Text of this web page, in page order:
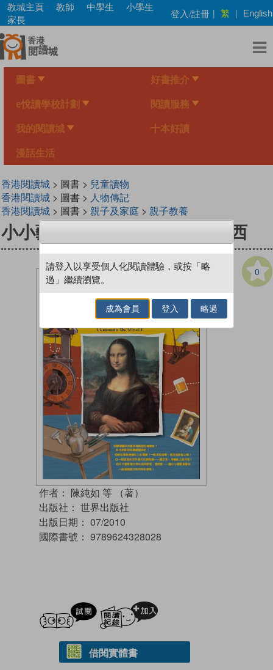
Skip
main
content
教城主頁 教師 中學生
小學生
家長
登入/註冊 | 繁 | English
圖書 好書推介
e悅讀學校計劃 閱讀服務
我的閱讀城 十本好讀
漫話生活
香港閱讀城> 圖書 > 兒童讀物
香港閱讀城> 圖書 > 人物傳記
香港閱讀城> 圖書 > 親子及家庭 > 親子教養
小小藝術家──全能天才．達文西
0
作者： 陳純如 等 （著）
出版社： 世界出版社
出版日期： 07/2010
國際書號： 9789624328028
試閲
借閱實體書
請登入以享受個人化閱讀體驗，或按「略
過」繼續瀏覽。
成為會員 登入 略過